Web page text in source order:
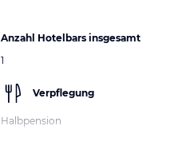
Anzahl Hotelbars insgesamt
1
Verpflegung
Halbpension